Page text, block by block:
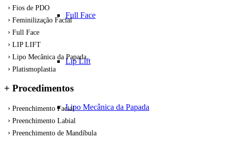
Full Face
Lip Lift
Lipo Mecânica da Papada
Fios de PDO
Feminilização Facial
Full Face
LIP LIFT
Lipo Mecânica da Papada
Platismoplastia
+ Procedimentos
Preenchimento Facial
Preenchimento Labial
Preenchimento de Mandíbula